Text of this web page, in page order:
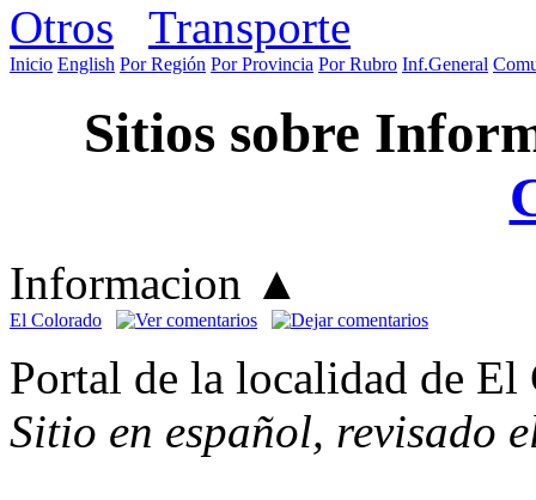
Otros
Transporte
Inicio English Por Región Por Provincia Por Rubro Inf.General
Sitios sobre
Informacion ▲
El Colorado
Portal de la localidad de
Sitio en español, revisado